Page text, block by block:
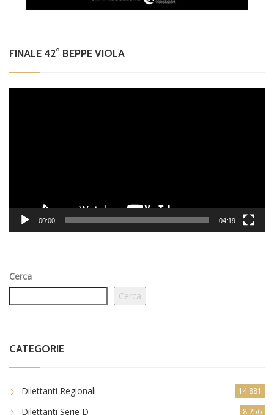
FINALE 42° BEPPE VIOLA
00:00 04:19
Cerca
Cerca
CATEGORIE
Dilettanti Regionali 14.881
Dilettanti Serie D 8.256